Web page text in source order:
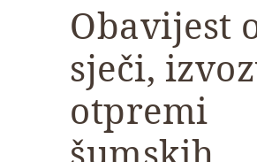
Obavijest
sječi,
otpremi